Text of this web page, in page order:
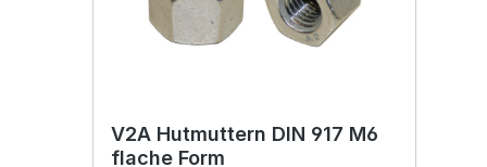
V2A Hutmuttern DIN 917 M6
flache Form